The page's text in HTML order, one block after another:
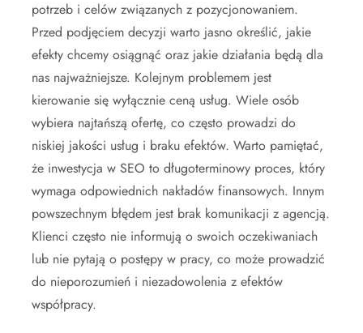
potrzeb i celów związanych z pozycjonowaniem.
Przed podjęciem decyzji warto jasno określić, jakie
efekty chcemy osiągnąć oraz jakie działania będą dla
nas najważniejsze. Kolejnym problemem jest
kierowanie się wyłącznie ceną usług. Wiele osób
wybiera najtańszą ofertę, co często prowadzi do
niskiej jakości usług i braku efektów. Warto pamiętać,
że inwestycja w SEO to długoterminowy proces, który
wymaga odpowiednich nakładów finansowych. Innym
powszechnym błędem jest brak komunikacji z agencją.
Klienci często nie informują o swoich oczekiwaniach
lub nie pytają o postępy w pracy, co może prowadzić
do nieporozumień i niezadowolenia z efektów
współpracy.